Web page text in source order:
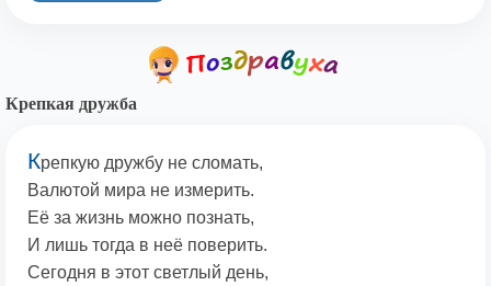
Крепкая дружба
Крепкую дружбу не сломать,
Валютой мира не измерить.
Её за жизнь можно познать,
И лишь тогда в неё поверить.
Сегодня в этот светлый день,